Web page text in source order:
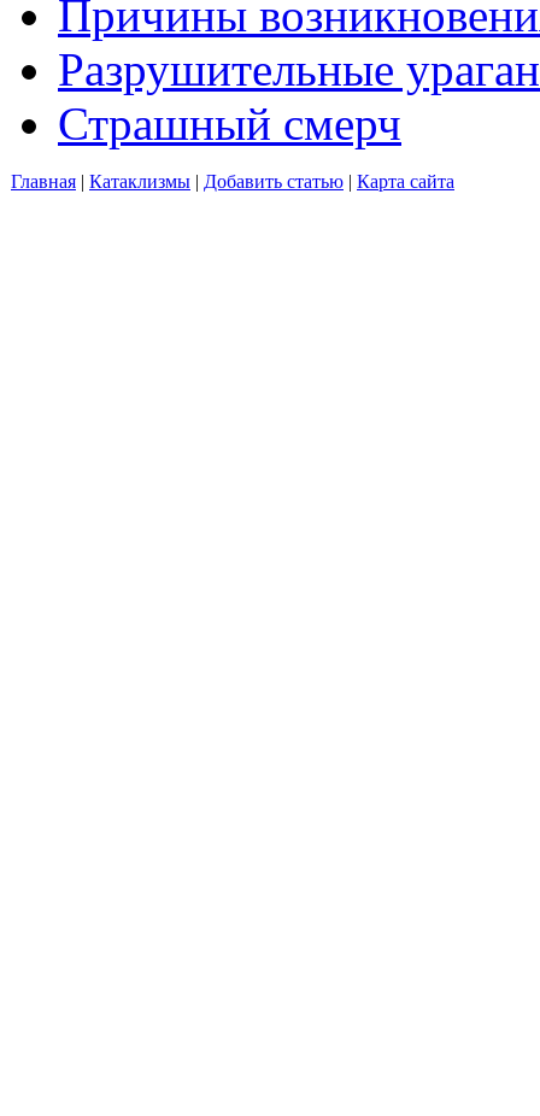
Причины
Разрушительные
Страшный смерч
Главная | Катаклизмы | Добавить статью | Карта сайта